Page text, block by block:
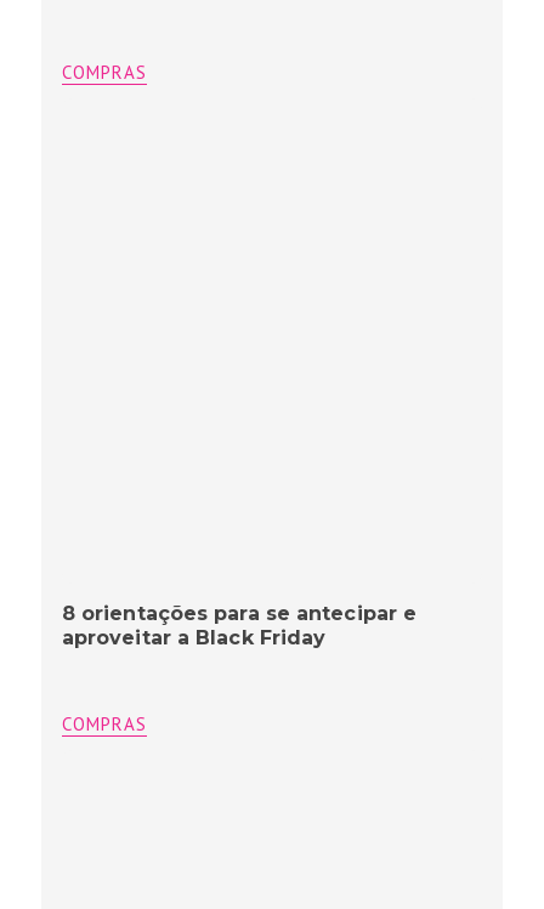
COMPRAS
8 orientações para se antecipar e
aproveitar a Black Friday
COMPRAS